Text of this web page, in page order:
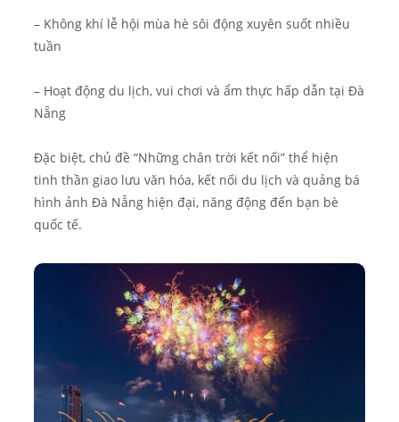
– Không khí lễ hội mùa hè sôi động xuyên suốt nhiều
tuần
– Hoạt động du lịch, vui chơi và ẩm thực hấp dẫn tại Đà
Nẵng
Đặc biệt, chủ đề “Những chân trời kết nối” thể hiện
tinh thần giao lưu văn hóa, kết nối du lịch và quảng bá
hình ảnh Đà Nẵng hiện đại, năng động đến bạn bè
quốc tế.